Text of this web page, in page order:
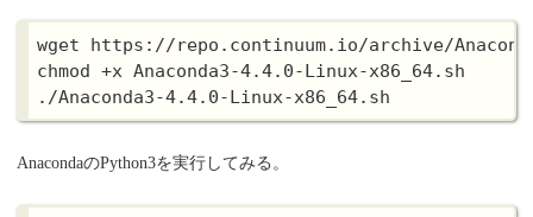
wget https://repo.continuum.io/archive/
chmod +x Anaconda3-4.4.0-Linux-x86_64.sh
AnacondaのPython3を実行してみる。